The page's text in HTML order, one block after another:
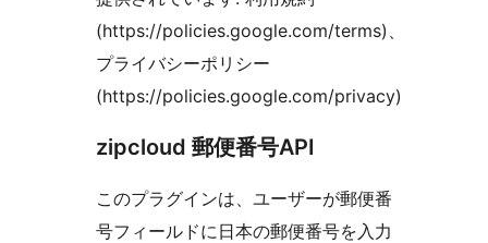
(https://policies.google.com/terms)、
プライバシーポリシー
(https://policies.google.com/privacy)
zipcloud 郵便番号API
このプラグインは、ユーザーが郵便番
号フィールドに日本の郵便番号を入力